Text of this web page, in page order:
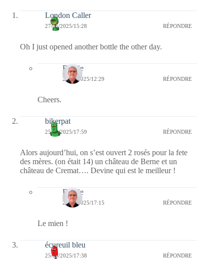
London Caller
27/05/2025/15:28 RÉPONDRE
Oh I just opened another bottle the other day.
Bernie
29/05/2025/12:29 RÉPONDRE
Cheers.
bikerpat
25/05/2025/17:59 RÉPONDRE
Alors aujourd’hui, on s’est ouvert 2 rosés pour la fete
des mères. (on était 14) un château de Berne et un
château de Cremat…. Devine qui est le meilleur !
Bernie
26/05/2025/17:15 RÉPONDRE
Le mien !
écureuil bleu
25/05/2025/17:38 RÉPONDRE